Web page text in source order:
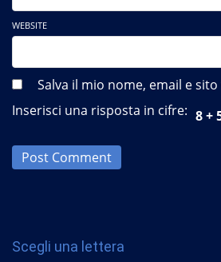
WEBSITE
Salva il mio nome, email e
Inserisci una risposta in cifre: 8 +
Post Comment
Scegli una lettera